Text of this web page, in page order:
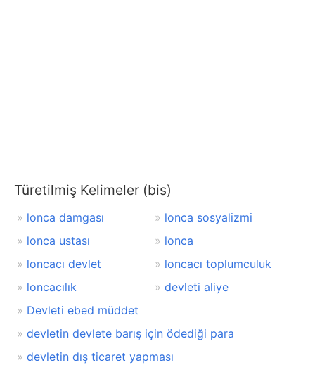
Türetilmiş Kelimeler (bis)
lonca damgası
lonca sosyalizmi
lonca ustası
lonca
loncacı devlet
loncacı toplumculuk
loncacılık
devleti aliye
Devleti ebed müddet
devletin devlete barış için ödediği para
devletin dış ticaret yapması